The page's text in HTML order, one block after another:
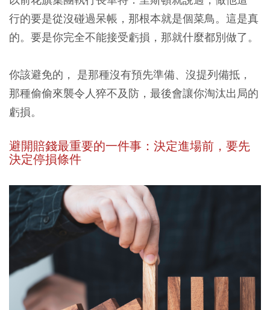
行的要是從沒碰過呆帳，那根本就是個菜鳥。這是真
的。要是你完全不能接受虧損，那就什麼都別做了。
你該避免的， 是那種沒有預先準備、沒提列備抵，
那種偷偷來襲令人猝不及防，最後會讓你淘汰出局的
虧損。
避開賠錢最重要的一件事：決定進場前，要先
決定停損條件